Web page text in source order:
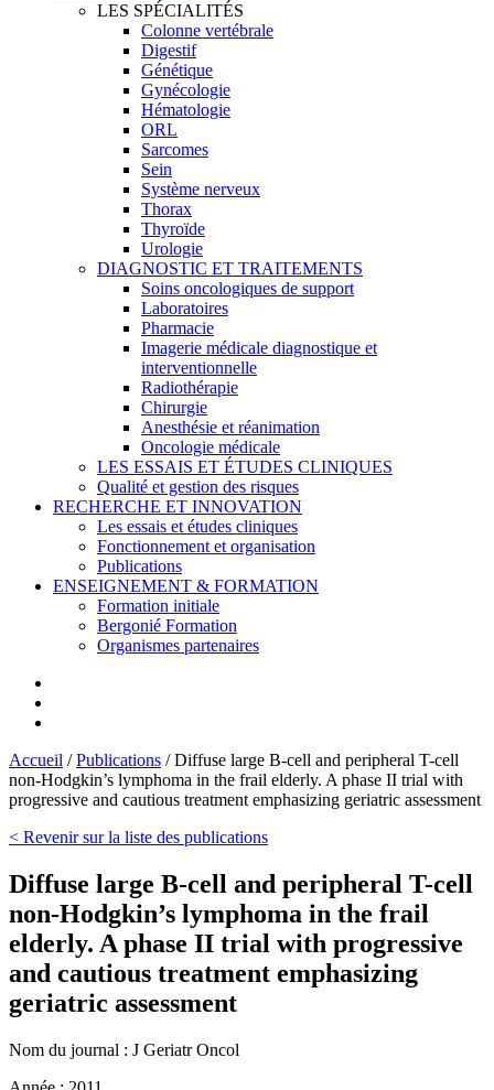
LES SPÉCIALITÉS
Colonne vertébrale
Digestif
Génétique
Gynécologie
Hématologie
ORL
Sarcomes
Sein
Système nerveux
Thorax
Thyroïde
Urologie
DIAGNOSTIC ET TRAITEMENTS
Soins oncologiques de support
Laboratoires
Pharmacie
Imagerie médicale diagnostique et
interventionnelle
Radiothérapie
Chirurgie
Anesthésie et réanimation
Oncologie médicale
LES ESSAIS ET ÉTUDES CLINIQUES
Qualité et gestion des risques
RECHERCHE ET INNOVATION
Les essais et études cliniques
Fonctionnement et organisation
Publications
ENSEIGNEMENT & FORMATION
Formation initiale
Bergonié Formation
Organismes partenaires
Accueil /Publications /Diffuse large B-cell and peripheral T-cell
non-Hodgkin’s lymphoma in the frail elderly. A phase II trial with
progressive and cautious treatment emphasizing geriatric assessment
< Revenir sur la liste des publications
Diffuse large B-cell and peripheral T-cell
non-Hodgkin’s lymphoma in the frail
elderly. A phase II trial with progressive
and cautious treatment emphasizing
geriatric assessment
Nom du journal : J Geriatr Oncol